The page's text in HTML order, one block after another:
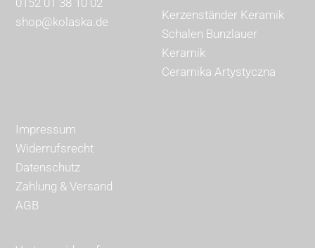
0152 01 38 10 02
shop@kolaska.de
Kerzenständer Keramik
Schalen Bunzlauer
Keramik
Ceramika Artystyczna
Impressum
Widerrufsrecht
Datenschutz
Zahlung & Versand
AGB